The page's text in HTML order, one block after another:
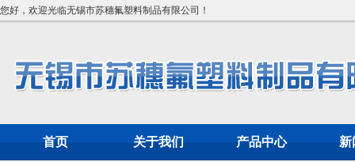
您好，欢迎光临无锡市苏穗氟塑料制品有限公司！
首页 关于我们 产品中心 新